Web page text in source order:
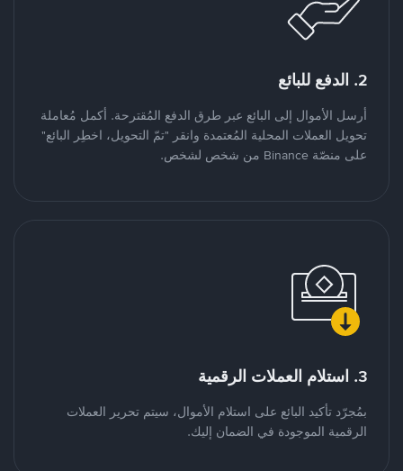
2. الدفع للبائع
أرسل الأموال إلى البائع عبر طرق الدفع المُقترحة. أكمل مُعاملة
تحويل العملات المحلية المُعتمدة وانقر "تمّ التحويل، اخطِر البائع"
على منصّة Binance من شخص لشخص.
3. استلام العملات الرقمية
بمُجرّد تأكيد البائع على استلام الأموال، سيتم تحرير العملات
الرقمية الموجودة في الضمان إليك.